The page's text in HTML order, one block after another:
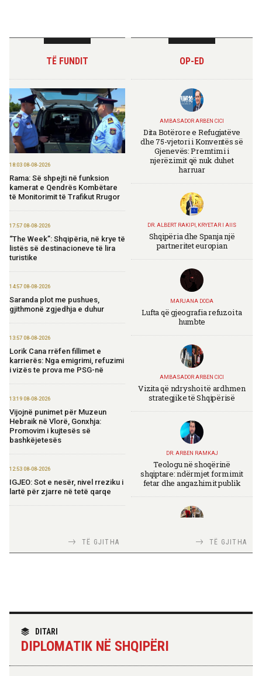
TË FUNDIT
18:03 08-08-2026
Rama: Së shpejti në funksion
kamerat e Qendrës Kombëtare
të Monitorimit të Trafikut Rrugor
17:57 08-08-2026
“The Week”: Shqipëria, në krye të
listës së destinacioneve të lira
turistike
14:57 08-08-2026
Saranda plot me pushues,
gjithmonë zgjedhja e duhur
13:57 08-08-2026
Lorik Cana rrëfen fillimet e
karrierës: Nga emigrimi, refuzimi
i vizës te prova me PSG-në
13:19 08-08-2026
Vijojnë punimet për Muzeun
Hebraik në Vlorë, Gonxhja:
Promovim i kujtesës së
bashkëjetesës
12:53 08-08-2026
IGJEO: Sot e nesër, nivel rreziku i
lartë për zjarre në tetë qarqe
seminari i leximit mbi librin e Xi
Jinpingut për qeverisjen e Kinës
“Made in Albania”
09:24 08-08-2026
Ambasadori Wendt do të
TË GJITHA
OP-ED
AMBASADOR ARBEN CICI
Dita Botërore e Refugjatëve
dhe 75-vjetori i Konventës së
Gjenevës: Premtimi i
njerëzimit që nuk duhet
harruar
DR. ALBERT RAKIPI, KRYETAR I AIIS
Shqipëria dhe Spanja një
partneritet europian
MARJANA DODA
Lufta që gjeografia refuzoi ta
humbte
AMBASADOR ARBEN CICI
Vizita që ndryshoi të ardhmen
strategjike të Shqipërisë
DR. ARBEN RAMKAJ
Teologu në shoqërinë
shqiptare: ndërmjet formimit
fetar dhe angazhimit publik
TIRANA DIPLOMAT
TIRANA DIPLOMAT
Skënderbeut dhe Ismail
TË GJITHA
DITARI
DIPLOMATIK NË SHQIPËRI